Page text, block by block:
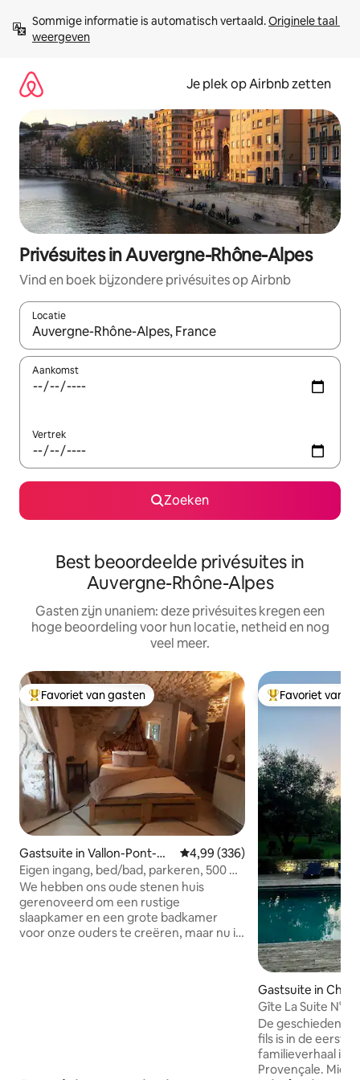
direct
naar
Sommige informatie is automatisch vertaald. Originele taal
weergeven
Je plek op Airbnb zetten
Privésuites in Auvergne-Rhône-Alpes
Vind en boek bijzondere privésuites op Airbnb
Locatie
Wanneer er resultaten beschikbaar zijn, maak je een keuze
Aankomst
Vertrek
Zoeken
Best beoordeelde privésuites in
Auvergne-Rhône-Alpes
Gasten zijn unaniem: deze privésuites kregen een
hoge beoordeling voor hun locatie, netheid en nog
veel meer.
Topfavoriet van gasten
Favoriet van gasten
Gastsuite in Vallon-Pont-
d'Arc
Gemiddelde beoordeling van
4,99 (336)
Eigen ingang, bed/bad, parkeren, 500 m
naar de stad
We hebben ons oude stenen huis
gerenoveerd om een rustige
slaapkamer en een grote badkamer
voor onze ouders te creëren, maar nu is
Topfavoriet van
Favoriet van
Gastsuite in
Gîte La Suite N°1
De geschiedenis
fils is in de eerste
familieverhaal in
Provençale.